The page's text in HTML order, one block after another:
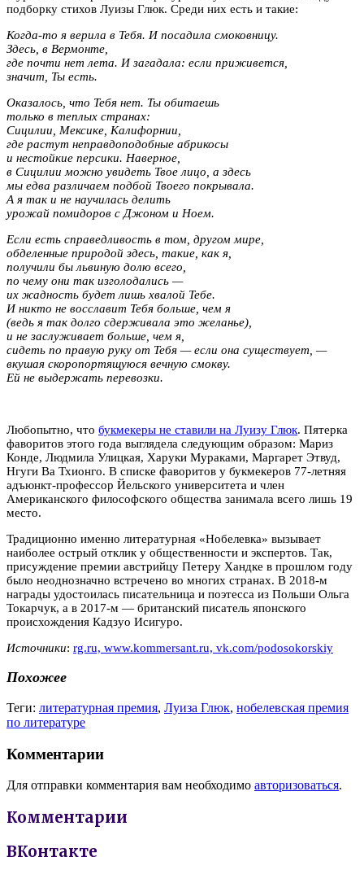
подборку стихов Луизы Глюк. Среди них есть и такие:
Когда-то я верила в Тебя. И посадила смоковницу.
Здесь, в Вермонте,
где почти нет лета. И загадала: если приживется,
значит, Ты есть.
Оказалось, что Тебя нет. Ты обитаешь
только в теплых странах:
Сицилии, Мексике, Калифорнии,
где растут неправдоподобные абрикосы
и нестойкие персики. Наверное,
в Сицилии можно увидеть Твое лицо, а здесь
мы едва различаем подбой Твоего покрывала.
А я так и не научилась делить
урожай помидоров с Джоном и Ноем.
Если есть справедливость в том, другом мире,
обделенные природой здесь, такие, как я,
получили бы львиную долю всего,
по чему они так изголодались —
их жадность будет лишь хвалой Тебе.
И никто не восславит Тебя больше, чем я
(ведь я так долго сдерживала это желанье),
и не заслуживает больше, чем я,
сидеть по правую руку от Тебя — если она существует, —
вкушая скоропортящуюся вечную смокву.
Ей не выдержать перевозки.
Любопытно, что букмекеры не ставили на Луизу Глюк. Пятерка
фаворитов этого года выглядела следующим образом: Мариз
Конде, Людмила Улицкая, Харуки Мураками, Маргарет Этвуд,
Нгуги Ва Тхионго. В списке фаворитов у букмекеров 77-летняя
адъюнкт-профессор Йельского университета и член
Американского философского общества занимала всего лишь 19
место.
Традиционно именно литературная «Нобелевка» вызывает
наиболее острый отклик у общественности и экспертов. Так,
присуждение премии австрийцу Петеру Хандке в прошлом году
было неоднозначно встречено во многих странах. В 2018-м
награды удостоилась писательница и поэтесса из Польши Ольга
Токарчук, а в 2017-м — британский писатель японского
происхождения Кадзуо Исигуро.
Источники: rg.ru, www.kommersant.ru, vk.com/podosokorskiy
Похожее
Теги: литературная премия, Луиза Глюк, нобелевская премия
по литературе
Комментарии
Для отправки комментария вам необходимо авторизоваться.
Комментарии
ВКонтакте